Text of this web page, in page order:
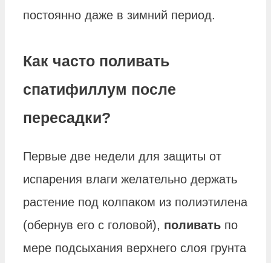
постоянно даже в зимний период.
Как часто поливать
спатифиллум после
пересадки?
Первые две недели для защиты от
испарения влаги желательно держать
растение под колпаком из полиэтилена
(обернув его с головой), поливать по
мере подсыхания верхнего слоя грунта